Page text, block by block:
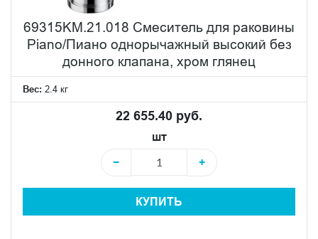
69315KM.21.018 Смеситель для раковины
Piano/Пиано однорычажный высокий без
донного клапана, хром глянец
Вес: 2.4 кг
22 655.40 руб.
шт
−
+
КУПИТЬ